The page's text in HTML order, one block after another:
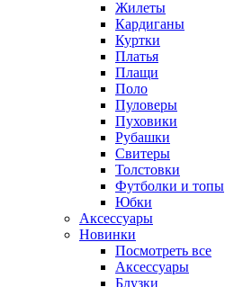
Жилеты
Кардиганы
Куртки
Платья
Плащи
Поло
Пуловеры
Пуховики
Рубашки
Свитеры
Толстовки
Футболки и топы
Юбки
Аксессуары
Новинки
Посмотреть все
Аксессуары
Блузки